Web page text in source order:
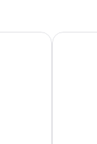
Les